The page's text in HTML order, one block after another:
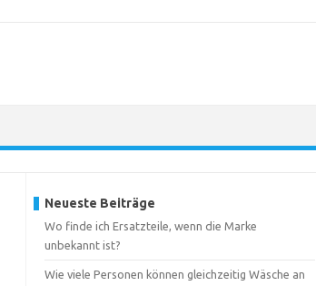
Neueste Beiträge
Wo finde ich Ersatzteile, wenn die Marke
unbekannt ist?
Wie viele Personen können gleichzeitig Wäsche an